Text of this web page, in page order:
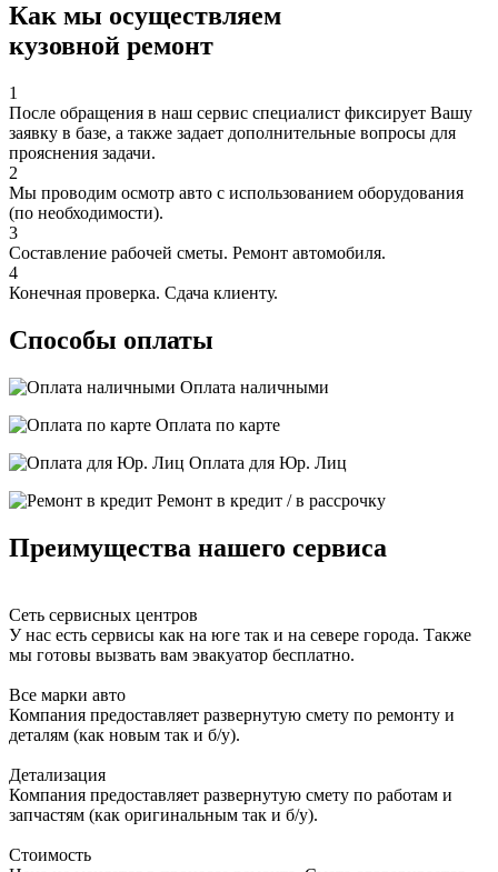
Как мы осуществляем
кузовной ремонт
1
После обращения в наш сервис специалист фиксирует Вашу
заявку в базе, а также задает дополнительные вопросы для
прояснения задачи.
2
Мы проводим осмотр авто с использованием оборудования
(по необходимости).
3
Составление рабочей сметы. Ремонт автомобиля.
4
Конечная проверка. Сдача клиенту.
Способы оплаты
Оплата наличными
Оплата по карте
Оплата для Юр. Лиц
Ремонт в кредит / в рассрочку
Преимущества нашего сервиса
Сеть сервисных центров
У нас есть сервисы как на юге так и на севере города. Также
мы готовы вызвать вам эвакуатор бесплатно.
Все марки авто
Компания предоставляет развернутую смету по ремонту и
деталям (как новым так и б/у).
Детализация
Компания предоставляет развернутую смету по работам и
запчастям (как оригинальным так и б/у).
Стоимость